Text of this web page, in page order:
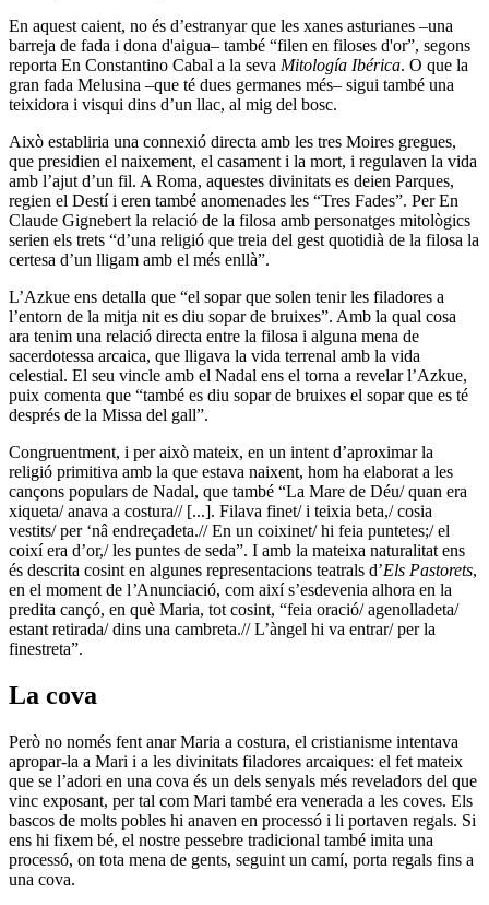
En aquest caient, no és d’estranyar que les xanes asturianes –una
barreja de fada i dona d'aigua– també “filen en filoses d'or”, segons
reporta En Constantino Cabal a la seva Mitología Ibérica. O que la
gran fada Melusina –que té dues germanes més– sigui també una
teixidora i visqui dins d’un llac, al mig del bosc.
Això establiria una connexió directa amb les tres Moires gregues,
que presidien el naixement, el casament i la mort, i regulaven la vida
amb l’ajut d’un fil. A Roma, aquestes divinitats es deien Parques,
regien el Destí i eren també anomenades les “Tres Fades”. Per En
Claude Gignebert la relació de la filosa amb personatges mitològics
serien els trets “d’una religió que treia del gest quotidià de la filosa la
certesa d’un lligam amb el més enllà”.
L’Azkue ens detalla que “el sopar que solen tenir les filadores a
l’entorn de la mitja nit es diu sopar de bruixes”. Amb la qual cosa
ara tenim una relació directa entre la filosa i alguna mena de
sacerdotessa arcaica, que lligava la vida terrenal amb la vida
celestial. El seu vincle amb el Nadal ens el torna a revelar l’Azkue,
puix comenta que “també es diu sopar de bruixes el sopar que es té
després de la Missa del gall”.
Congruentment, i per això mateix, en un intent d’aproximar la
religió primitiva amb la que estava naixent, hom ha elaborat a les
cançons populars de Nadal, que també “La Mare de Déu/ quan era
xiqueta/ anava a costura// [...]. Filava finet/ i teixia beta,/ cosia
vestits/ per ‘nâ endreçadeta.// En un coixinet/ hi feia puntetes;/ el
coixí era d’or,/ les puntes de seda”. I amb la mateixa naturalitat ens
és descrita cosint en algunes representacions teatrals d’Els Pastorets,
en el moment de l’Anunciació, com així s’esdevenia alhora en la
predita cançó, en què Maria, tot cosint, “feia oració/ agenolladeta/
estant retirada/ dins una cambreta.// L’àngel hi va entrar/ per la
finestreta”.
La cova
Però no només fent anar Maria a costura, el cristianisme intentava
apropar-la a Mari i a les divinitats filadores arcaiques: el fet mateix
que se l’adori en una cova és un dels senyals més reveladors del que
vinc exposant, per tal com Mari també era venerada a les coves. Els
bascos de molts pobles hi anaven en processó i li portaven regals. Si
ens hi fixem bé, el nostre pessebre tradicional també imita una
processó, on tota mena de gents, seguint un camí, porta regals fins a
una cova.